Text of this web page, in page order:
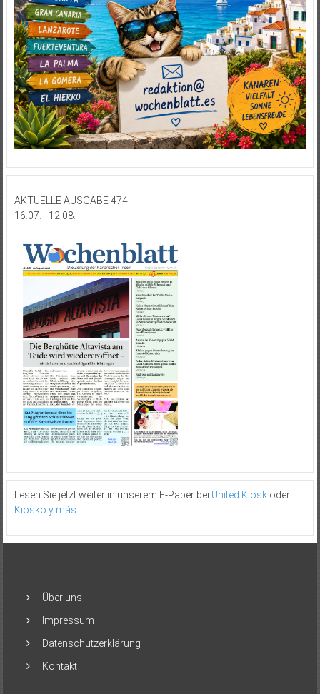
AKTUELLE AUSGABE 474
16.07. - 12.08.
Lesen Sie jetzt weiter in unserem E-Paper bei United Kioskoder
Kiosko y más
Über uns
Impressum
Datenschutzerklärung
Kontakt